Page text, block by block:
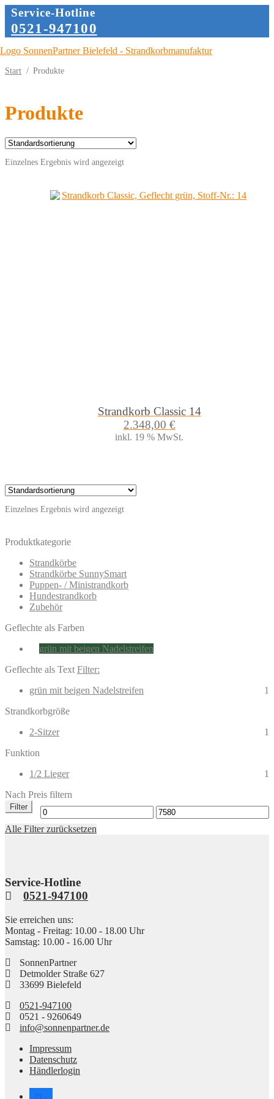
Service-Hotline
0521-947100
Zur
springen
Zum
springen
Start / Produkte
Produkte
Einzelnes Ergebnis wird angezeigt
Strandkorb Classic 14
2.348,00 €
inkl. 19 % MwSt.
Einzelnes Ergebnis wird angezeigt
Produktkategorie
Strandkörbe
Strandkörbe SunnySmart
Puppen- / Ministrandkorb
Hundestrandkorb
Zubehör
Geflechte als Farben
grün mit beigen Nadelstreifen
Geflechte als Text Filter:
grün mit beigen Nadelstreifen
1
Strandkorbgröße
2-Sitzer
1
Funktion
1/2 Lieger
1
Nach Preis filtern
Min.
Preis
Max.
Filter
Alle Filter zurücksetzen
Service-Hotline
0521-947100
Sie erreichen uns:
Montag - Freitag: 10.00 - 18.00 Uhr
Samstag: 10.00 - 16.00 Uhr
SonnenPartner
Detmolder Straße 627
33699 Bielefeld
0521-947100
0521 - 9260649
info@sonnenpartner.de
Impressum
Datenschutz
Händlerlogin
facebook